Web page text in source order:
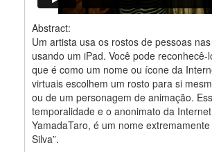
Abstract:
Um artista usa os rostos de pessoas
usando um iPad. Você pode
que é como um nome ou ícone da
virtuais escolhem um rosto para si
ou de um personagem de animação.
temporalidade e o anonimato da
YamadaTaro, é um nome
Silva”.